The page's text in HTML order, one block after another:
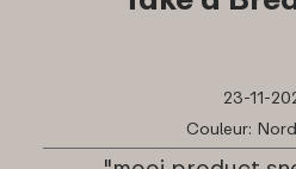
23-11-
Couleur: